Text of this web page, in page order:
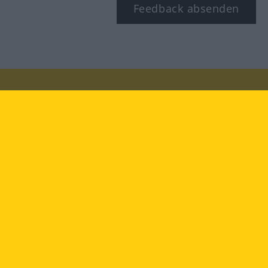
Feedback absenden